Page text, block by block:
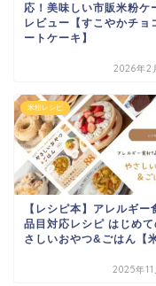
応！美味しい市販米粉ケ
レビュー【すこやかチョ
ートケーキ】
2026年2
米粉レシピ
【レシピ本】アレルギー
品目対応レシピ はじめて
さしいおやつ&ごはん【
2025年11